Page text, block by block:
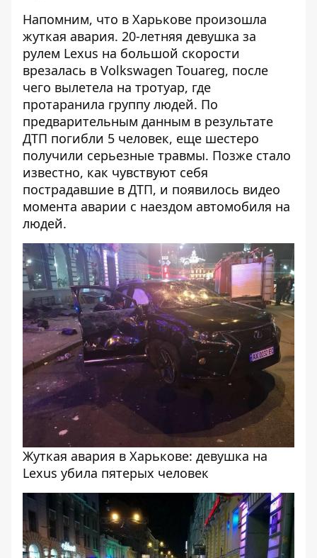
Напомним, что в Харькове произошла
жуткая авария. 20-летняя девушка за
рулем Lexus на большой скорости
врезалась в Volkswagen Touareg, после
чего вылетела на тротуар, где
протаранила группу людей. По
предварительным данным в результате
ДТП погибли 5 человек, еще шестеро
получили серьезные травмы. Позже стало
известно, как чувствуют себя
пострадавшие в ДТП, и появилось видео
момента аварии с наездом автомобиля на
людей.
Жуткая авария в Харькове: девушка на
Lexus убила пятерых человек